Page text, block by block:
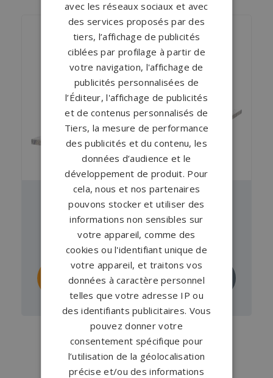
Pierre tombale GPG 424/I
À partir de
en Columbo Juparana ,
Indian Dark
Personnaliser
ce monument
Demander un
devis
avec les réseaux sociaux et avec
des services proposés par des
tiers, l’affichage de publicités
ciblées par profilage à partir de
votre navigation, l'affichage de
publicités personnalisées de
l’Éditeur, l'affichage de publicités
et de contenus personnalisés de
Tiers, la mesure de performance
des publicités et du contenu, les
données d’audience et le
développement de produit. Pour
cela, nous et nos partenaires
pouvons stocker et utiliser des
informations non sensibles sur
votre appareil, comme des
cookies ou l'identifiant unique de
votre appareil, et traitons vos
données à caractère personnel
telles que votre adresse IP ou
des identifiants publicitaires. Vous
pouvez donner votre
consentement spécifique pour
l’utilisation de la géolocalisation
précise et/ou des informations